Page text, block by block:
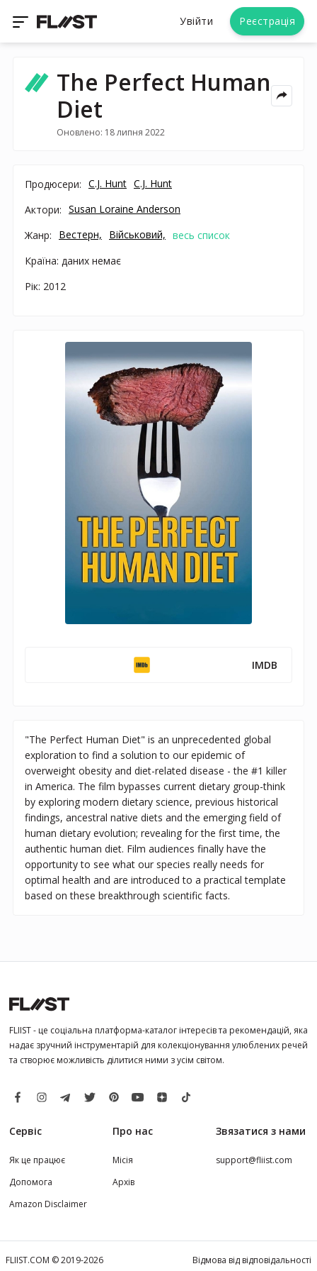
Увійти Реєстрація
The Perfect Human
Diet
Оновлено: 18 липня 2022
Продюсери: C.J. Hunt C.J. Hunt
Актори: Susan Loraine Anderson
Жанр:
Вестерн, Військовий, весь список
Країна: даних немає
Рік: 2012
IMDB
"The Perfect Human Diet" is an unprecedented global
exploration to find a solution to our epidemic of
overweight obesity and diet-related disease - the #1 killer
in America. The film bypasses current dietary group-think
by exploring modern dietary science, previous historical
findings, ancestral native diets and the emerging field of
human dietary evolution; revealing for the first time, the
authentic human diet. Film audiences finally have the
opportunity to see what our species really needs for
optimal health and are introduced to a practical template
based on these breakthrough scientific facts.
FLIIST - це соціальна платформа-каталог інтересів та рекомендацій, яка
надає зручний інструментарій для колекціонування улюблених речей
та створює можливість ділитися ними з усім світом.
Сервіс
Як це працює
Допомога
Amazon Disclaimer
Про нас
Місія
Архів
Звязатися з нами
support@fliist.com
FLIIST.COM © 2019-2026
Відмова від відповідальності